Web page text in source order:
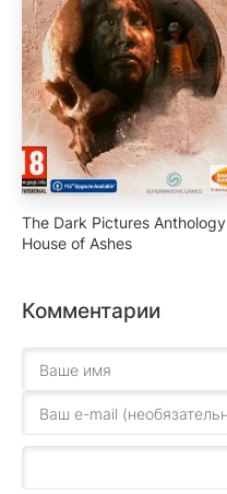
The Dark Pictures Anthology
House of Ashes
Комментарии